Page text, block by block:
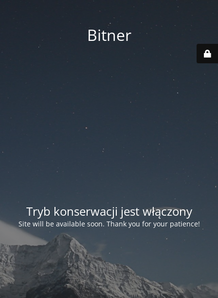
Bitner
Tryb konserwacji jest włączony
Site will be available soon. Thank you for your patience!